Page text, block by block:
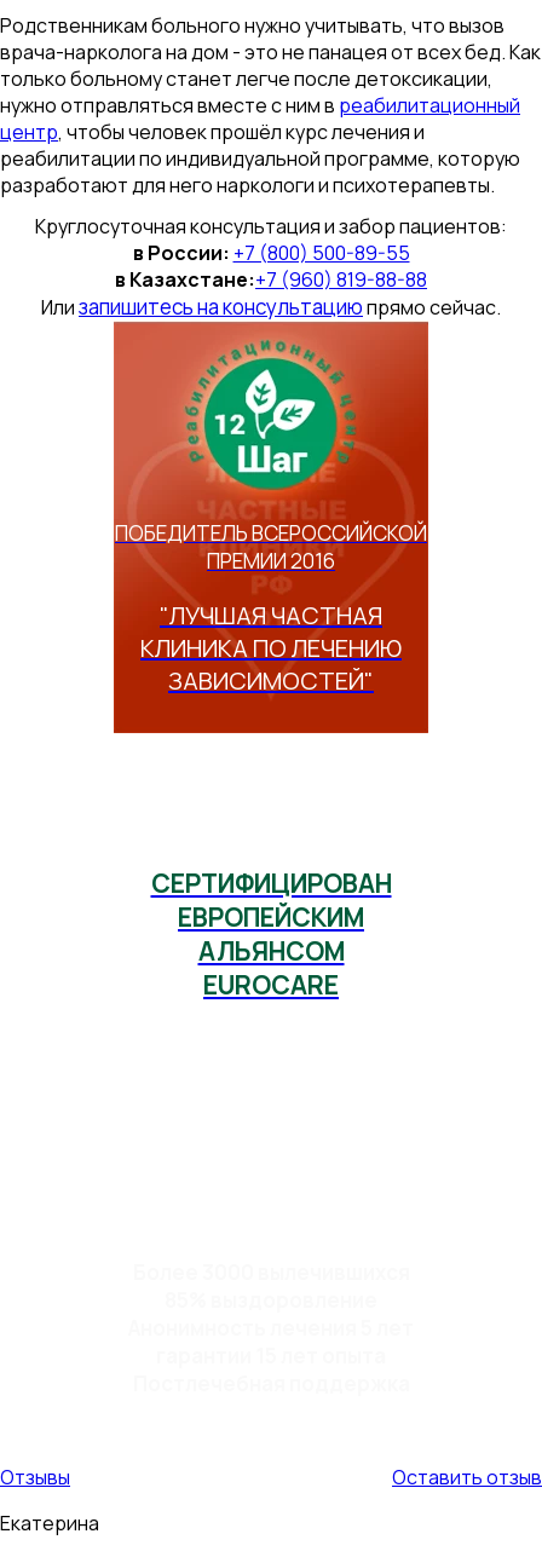
Родственникам больного нужно учитывать, что вызов
врача-нарколога на дом - это не панацея от всех бед. Как
только больному станет легче после детоксикации,
нужно отправляться вместе с ним в реабилитационный
центр, чтобы человек прошёл курс лечения и
реабилитации по индивидуальной программе, которую
разработают для него наркологи и психотерапевты.
Круглосуточная консультация и забор пациентов:
в России: +7 (800) 500-89-55
в Казахстане:+7 (960) 819-88-88
Илизапишитесь на консультациюпрямо сейчас.
ПОБЕДИТЕЛЬ ВСЕРОССИЙСКОЙ
ПРЕМИИ 2016
"ЛУЧШАЯ ЧАСТНАЯ
КЛИНИКА ПО ЛЕЧЕНИЮ
ЗАВИСИМОСТЕЙ"
СЕРТИФИЦИРОВАН
ЕВРОПЕЙСКИМ
АЛЬЯНСОМ
EUROCARE
Отзывы
Оставить отзыв
Екатерина